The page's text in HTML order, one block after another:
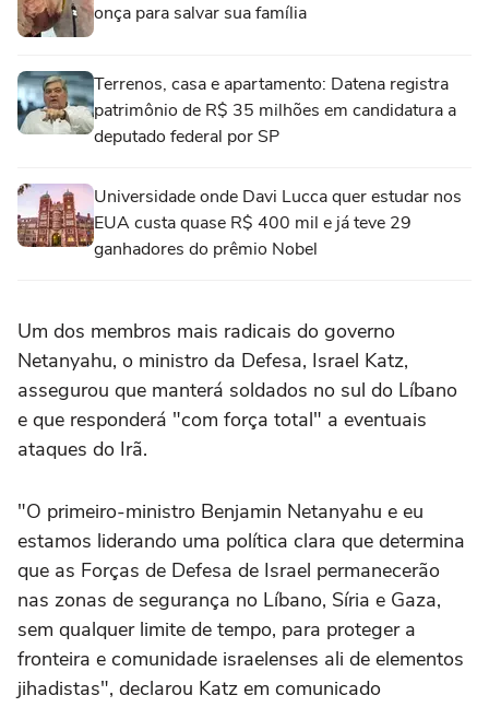
onça para salvar sua família
Terrenos, casa e apartamento: Datena registra
patrimônio de R$ 35 milhões em candidatura a
deputado federal por SP
Universidade onde Davi Lucca quer estudar nos
EUA custa quase R$ 400 mil e já teve 29
ganhadores do prêmio Nobel
Um dos membros mais radicais do governo
Netanyahu, o ministro da Defesa, Israel Katz,
assegurou que manterá soldados no sul do Líbano
e que responderá "com força total" a eventuais
ataques do Irã.
"O primeiro-ministro Benjamin Netanyahu e eu
estamos liderando uma política clara que determina
que as Forças de Defesa de Israel permanecerão
nas zonas de segurança no Líbano, Síria e Gaza,
sem qualquer limite de tempo, para proteger a
fronteira e comunidade israelenses ali de elementos
jihadistas", declarou Katz em comunicado